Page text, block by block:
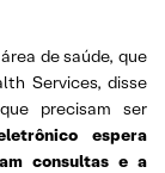
de saúde, que
Services, disse
precisam ser
espera
consultas e a